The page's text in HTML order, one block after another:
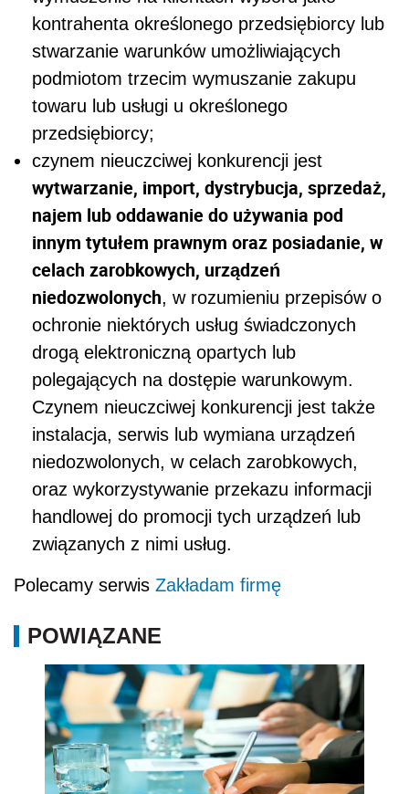
kontrahenta określonego przedsiębiorcy lub
stwarzanie warunków umożliwiających
podmiotom trzecim wymuszanie zakupu
towaru lub usługi u określonego
przedsiębiorcy;
czynem nieuczciwej konkurencji jest
wytwarzanie, import, dystrybucja, sprzedaż,
najem lub oddawanie do używania pod
innym tytułem prawnym oraz posiadanie, w
celach zarobkowych, urządzeń
niedozwolonych, w rozumieniu przepisów o
ochronie niektórych usług świadczonych
drogą elektroniczną opartych lub
polegających na dostępie warunkowym.
Czynem nieuczciwej konkurencji jest także
instalacja, serwis lub wymiana urządzeń
niedozwolonych, w celach zarobkowych,
oraz wykorzystywanie przekazu informacji
handlowej do promocji tych urządzeń lub
związanych z nimi usług.
Polecamy serwis Zakładam firmę
POWIĄZANE